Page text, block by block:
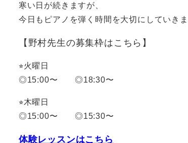
寒い日が続きますが、
今日もピアノを弾く時間を大切にしていきま
【野村先生の募集枠はこちら】
⭐︎火曜日
◎15:00〜 ◎18:30〜
⭐︎木曜日
◎15:00〜 ◎15:30〜
体験レッスンはこちら